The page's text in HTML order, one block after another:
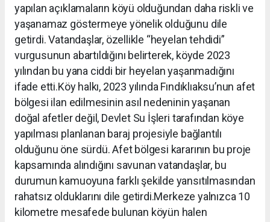
yapılan açıklamaların köyü olduğundan daha riskli ve
yaşanamaz göstermeye yönelik olduğunu dile
getirdi. Vatandaşlar, özellikle “heyelan tehdidi”
vurgusunun abartıldığını belirterek, köyde 2023
yılından bu yana ciddi bir heyelan yaşanmadığını
ifade etti.Köy halkı, 2023 yılında Fındıklıaksu’nun afet
bölgesi ilan edilmesinin asıl nedeninin yaşanan
doğal afetler değil, Devlet Su İşleri tarafından köye
yapılması planlanan baraj projesiyle bağlantılı
olduğunu öne sürdü. Afet bölgesi kararının bu proje
kapsamında alındığını savunan vatandaşlar, bu
durumun kamuoyuna farklı şekilde yansıtılmasından
rahatsız olduklarını dile getirdi.Merkeze yalnızca 10
kilometre mesafede bulunan köyün halen